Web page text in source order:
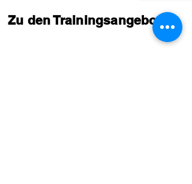
Zu den Trainingsangeboten